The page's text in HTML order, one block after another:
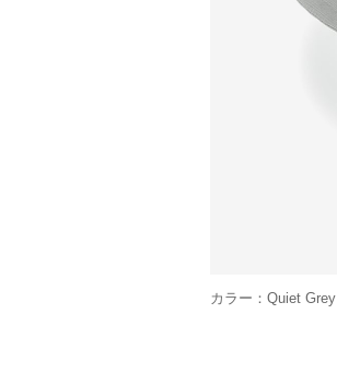
カラー：Quiet Grey